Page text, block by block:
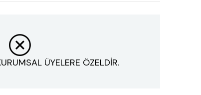
ÜYELERE ÖZELDİR.